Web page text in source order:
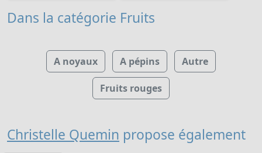
Dans la catégorie Fruits
A noyaux A pépins Autre
Fruits rouges
Christelle Quemin propose également